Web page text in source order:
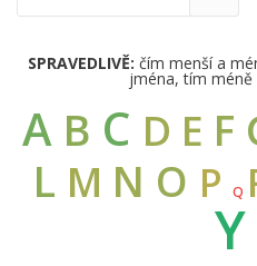
SPRAVEDLIVĚ: čím menší a
jména, tím méně
A B C D E F
L M N O P Q
Y